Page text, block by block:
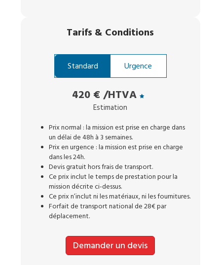
Tarifs & Conditions
Standard Urgence
420 € /HTVA
Estimation
Prix normal : la mission est prise en charge dans
un délai de 48h à 3 semaines.
Prix en urgence : la mission est prise en charge
dans les 24h.
Devis gratuit hors frais de transport.
Ce prix inclut le temps de prestation pour la
mission décrite ci-dessus.
Ce prix n’inclut ni les matériaux, ni les fournitures.
Forfait de transport national de 28€ par
déplacement.
Demander un devis